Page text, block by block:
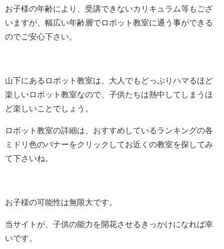
お子様の年齢により、受講できないカリキュラム等もござ
いますが、幅広い年齢層でロボット教室に通う事ができる
のでご安心下さい。
山下にあるロボット教室は、大人でもどっぷりハマるほど
楽しいロボット教室なので、子供たちは熱中してしまうほ
ど楽しいことでしょう。
ロボット教室の詳細は、おすすめしているランキングの各
ミドリ色のバナーをクリックしてお近くの教室を探してみ
て下さいね。
お子様の可能性は無限大です。
当サイトが、子供の能力を開花させるきっかけになれば幸
いです。